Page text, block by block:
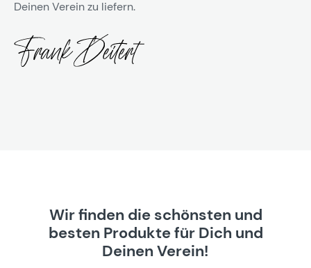
Deinen Verein zu liefern.
Wir finden die schönsten und
besten Produkte für Dich und
Deinen Verein!